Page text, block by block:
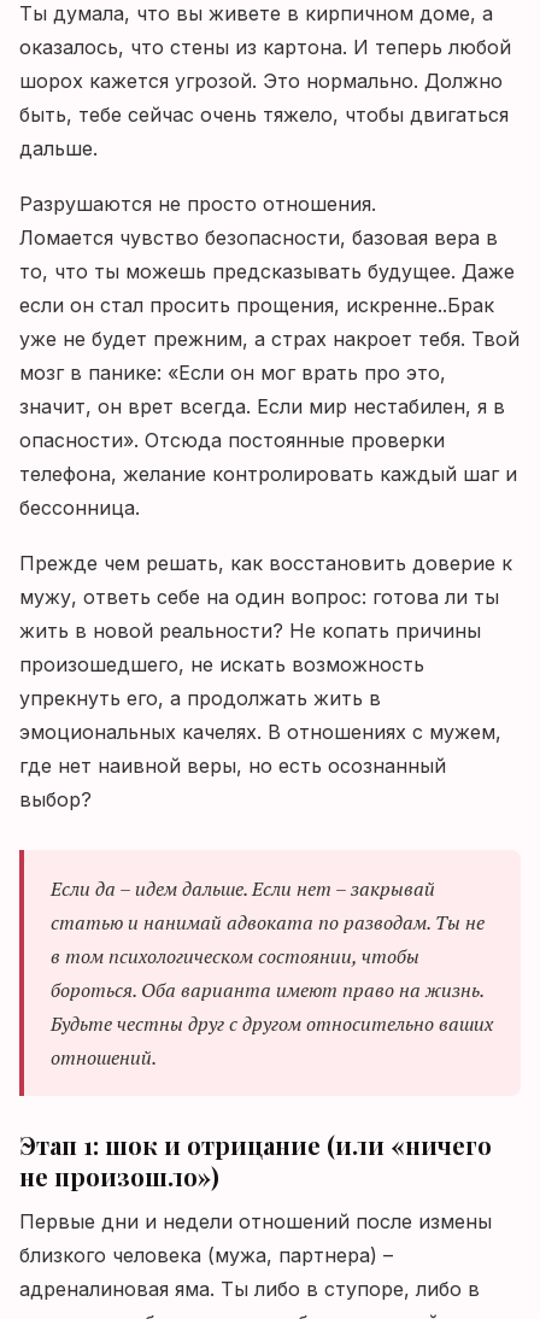
Ты думала, что вы живете в кирпичном доме, а
оказалось, что стены из картона. И теперь любой
шорох кажется угрозой. Это нормально. Должно
быть, тебе сейчас очень тяжело, чтобы двигаться
дальше.
Разрушаются не просто отношения.
Ломается чувство безопасности, базовая вера в
то, что ты можешь предсказывать будущее. Даже
если он стал просить прощения, искренне..Брак
уже не будет прежним, а страх накроет тебя. Твой
мозг в панике: «Если он мог врать про это,
значит, он врет всегда. Если мир нестабилен, я в
опасности». Отсюда постоянные проверки
телефона, желание контролировать каждый шаг и
бессонница.
Прежде чем решать, как восстановить доверие к
мужу, ответь себе на один вопрос: готова ли ты
жить в новой реальности? Не копать причины
произошедшего, не искать возможность
упрекнуть его, а продолжать жить в
эмоциональных качелях. В отношениях с мужем,
где нет наивной веры, но есть осознанный
выбор?
Если да – идем дальше. Если нет – закрывай
статью и нанимай адвоката по разводам. Ты не
в том психологическом состоянии, чтобы
бороться. Оба варианта имеют право на жизнь.
Будьте честны друг с другом относительно ваших
отношений.
Этап 1: шок и отрицание (или «ничего
не произошло»)
Первые дни и недели отношений после измены
близкого человека (мужа, партнера) –
адреналиновая яма. Ты либо в ступоре, либо в